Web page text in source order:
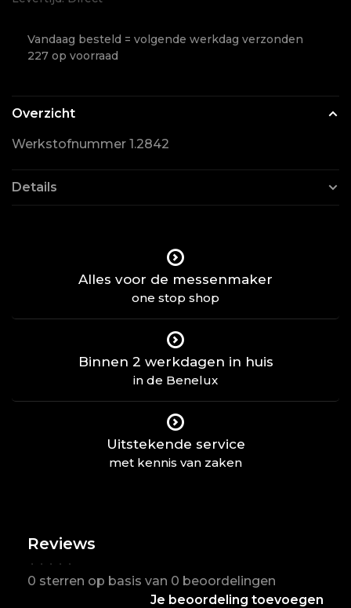
Vandaag besteld = volgende werkdag verzonden
227 op voorraad
Overzicht
Werkstofnummer 1.2842
Details
Alles voor de messenmaker
one stop shop
Binnen 2 werkdagen in huis
in de Benelux
Uitstekende service
met kennis van zaken
Reviews
• • • • •
0 sterren op basis van 0 beoordelingen
Je beoordeling toevoegen